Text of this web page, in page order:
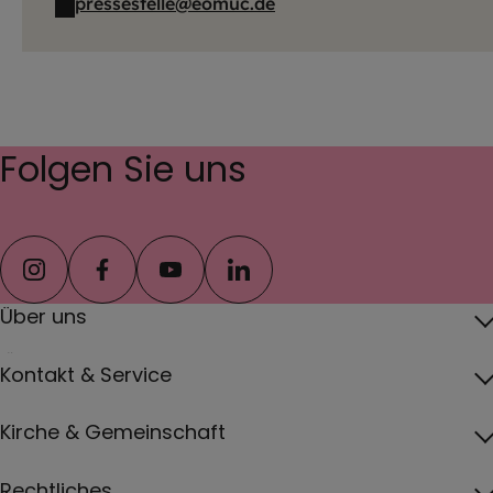
Folgen Sie uns
instagramfacebookyoutubelinkedin
Über uns
Pfarreien
Katholisch werden und Wiedereintritt
Kontakt & Service
Kirche & Gemeinschaft